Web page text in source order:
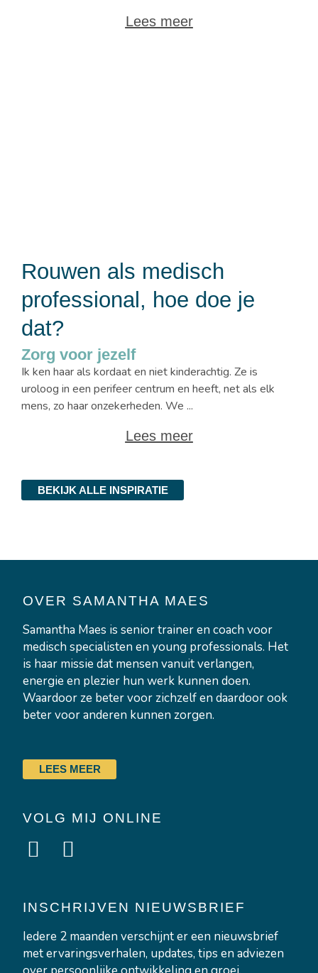
Lees meer
Zorg voor jezelf
Rouwen als medisch
professional, hoe doe je
dat?
Ik ken haar als kordaat en niet kinderachtig. Ze is
uroloog in een perifeer centrum en heeft, net als elk
mens, zo haar onzekerheden. We ...
Lees meer
BEKIJK ALLE INSPIRATIE
OVER SAMANTHA MAES
Samantha Maes is senior trainer en coach voor
medisch specialisten en young professionals. Het
is haar missie dat mensen vanuit verlangen,
energie en plezier hun werk kunnen doen.
Waardoor ze beter voor zichzelf en daardoor ook
beter voor anderen kunnen zorgen.
LEES MEER
VOLG MIJ ONLINE
L
k
e
d
I
t
a
g
INSCHRIJVEN NIEUWSBRIEF
Iedere 2 maanden verschijnt er een nieuwsbrief
met ervaringsverhalen, updates, tips en adviezen